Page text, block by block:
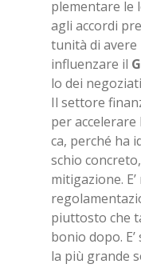
ple­men­ta­re le
agli ac­cor­di
tu­ni­tà di ave­re
in­fluen­za­re il
lo dei
Il set­to­re
per
ca, per­ché ha
schio
mi­ti­ga­zio­ne.
piut­to­sto che
bo­nio dopo.
la più gran­de